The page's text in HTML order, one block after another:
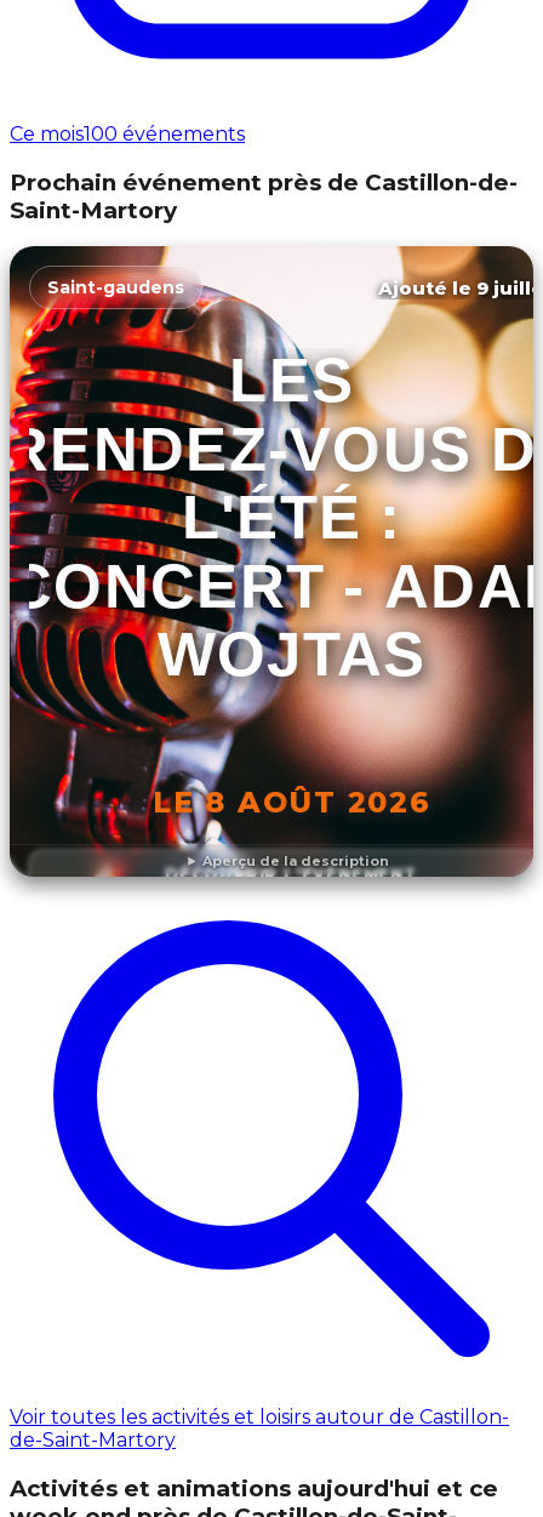
Ce mois100 événements
Prochain événement près de Castillon-de-
Saint-Martory
Aperçu de la description
Saint-gaudens Ajouté le 9
LES
RENDEZ-VOUS
L'ÉTÉ :
CONCERT -
WOJTAS
LE 8 AOÛT 2026
DÉCOUVRIR L'ÉVÉNEMENT
Voir toutes les activités et loisirs autour de Castillon-
de-Saint-Martory
Activités et animations aujourd'hui et ce